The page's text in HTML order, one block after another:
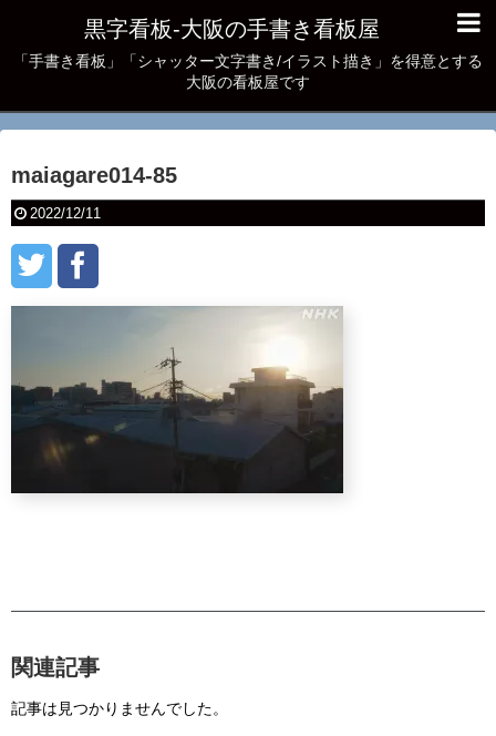
黒字看板‐大阪の手書き看板屋
「手書き看板」「シャッター文字書き/イラスト描き」を得意とする
大阪の看板屋です
maiagare014-85
2022/12/11
関連記事
記事は見つかりませんでした。